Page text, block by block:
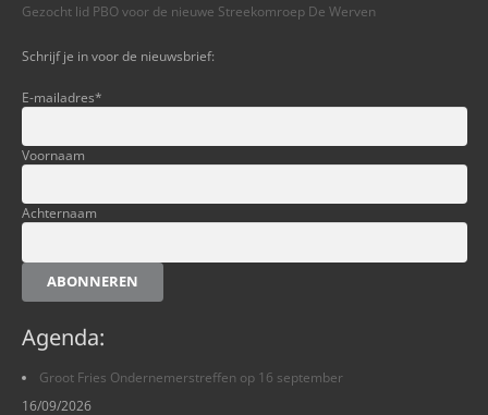
Gezocht lid PBO voor de nieuwe Streekomroep De Werven
Schrijf je in voor de nieuwsbrief:
E-mailadres*
Voornaam
Achternaam
ABONNEREN
Agenda:
Groot Fries Ondernemerstreffen op 16 september
16/09/2026